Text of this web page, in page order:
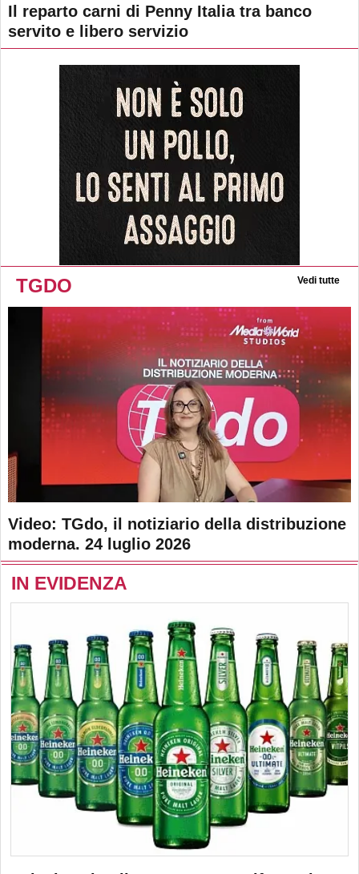
Il reparto carni di Penny Italia tra banco
servito e libero servizio
TGDO Vedi tutte
Video: TGdo, il notiziario della distribuzione
moderna. 24 luglio 2026
IN EVIDENZA